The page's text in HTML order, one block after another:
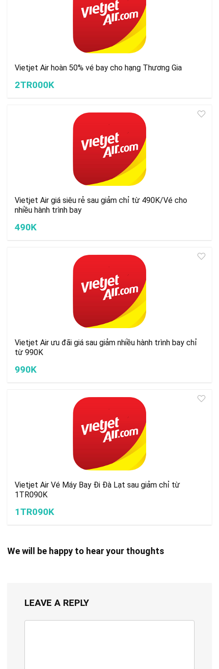
Vietjet Air hoàn 50% vé bay cho hạng Thương Gia
2TR000K
Vietjet Air giá siêu rẻ sau giảm chỉ từ 490K/Vé cho
nhiều hành trình bay
490K
Vietjet Air ưu đãi giá sau giảm nhiều hành trình bay chỉ
từ 990K
990K
Vietjet Air Vé Máy Bay Đi Đà Lạt sau giảm chỉ từ
1TR090K
1TR090K
We will be happy to hear your thoughts
LEAVE A REPLY